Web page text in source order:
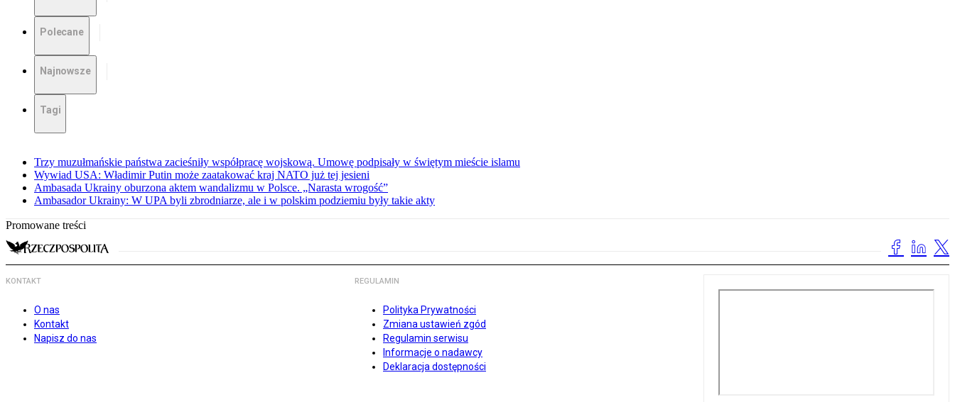
Polecane
Najnowsze
Tagi
Trzy muzułmańskie państwa zacieśniły współpracę wojskową. Umowę podpisały w świętym mieście islamu
Wywiad USA: Władimir Putin może zaatakować kraj NATO już tej jesieni
Ambasada Ukrainy oburzona aktem wandalizmu w Polsce. „Narasta wrogość”
Ambasador Ukrainy: W UPA byli zbrodniarze, ale i w polskim podziemiu były takie akty
Promowane treści
KONTAKT
O nas
Kontakt
Napisz do nas
REGULAMIN
Polityka Prywatności
Zmiana ustawień zgód
Regulamin serwisu
Informacje o nadawcy
Deklaracja dostępności